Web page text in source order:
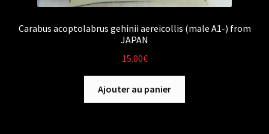
Carabus acoptolabrus gehinii aereicollis (male A1-) from
JAPAN
15.00€
Ajouter au panier